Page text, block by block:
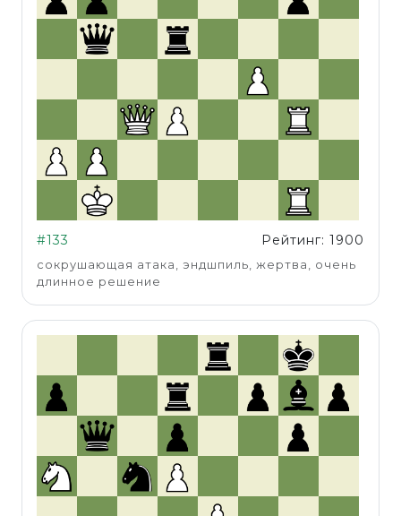
#133 Рейтинг: 1900
сокрушающая атака, эндшпиль, жертва, очень
длинное решение